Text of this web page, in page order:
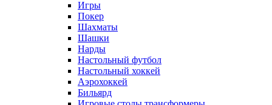
Игры
Покер
Шахматы
Шашки
Нарды
Настольный футбол
Настольный хоккей
Аэрохоккей
Бильярд